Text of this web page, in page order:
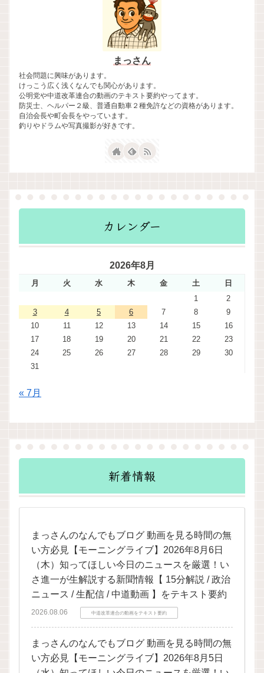
まっさん
社会問題に興味があります。
けっこう広く浅くなんでも関心があります。
公明党や中道改革連合の動画のテキスト要約やってます。
防災士、ヘルパー２級、普通自動車２種免許などの資格があります。
自治会長や町会長をやっています。
釣りやドラムや写真撮影が好きです。
カレンダー
2026年8月
月 火 水 木 金 土
日
1
2
3
4 5 6 7 8
9
10
11 12 13 14 15
16
17
18 19 20 21 22
23
24
25 26 27 28 29
30
31
« 7月
新着情報
まっさんのなんでもブログ 動画を見る時間の無
い方必見【モーニングライブ】2026年8月6日
（木）知ってほしい今日のニュースを厳選！い
さ進一が生解説する新聞情報【 15分解説 / 政治
ニュース / 生配信 / 中道動画 】をテキスト要約
2026.08.06 中道改革連合の動画をテキスト要約
まっさんのなんでもブログ 動画を見る時間の無
い方必見【モーニングライブ】2026年8月5日